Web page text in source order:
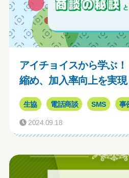
アイチョイスから学ぶ
縮め、加入率向上を実現
生協 電話商談 SMS 事
2024.09.18